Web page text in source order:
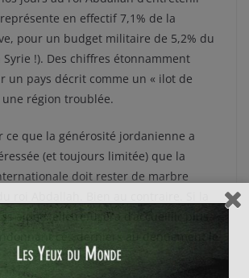
en effectif 7,1% de la
pour un budget militaire de 5,2% du
Syrie !). Des chiffres étonnamment
un pays décrit comme un « ilot de
région troublée.
ce que la générosité jordanienne a
(et toujours limitée) que la
doit rester de marbre
aidée, elle refusera d’accueillir plus
ces derniers au dénuement le